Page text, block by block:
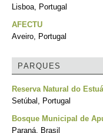
Lisboa, Portugal
AFECTU
Aveiro, Portugal
PARQUES
Reserva Natural do
Setúbal, Portugal
Bosque Municipal de
Paraná, Brasil